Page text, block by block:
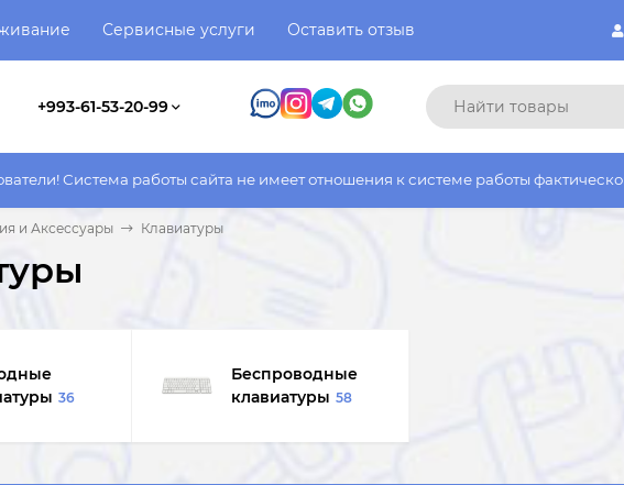
Сервисные услуги Оставить отзыв
+993-61-53-20-99
сайта не имеет отношения к системе работы фактического магазина. Все
и Аксессуары Клавиатуры
36
Беспроводные
клавиатуры 58